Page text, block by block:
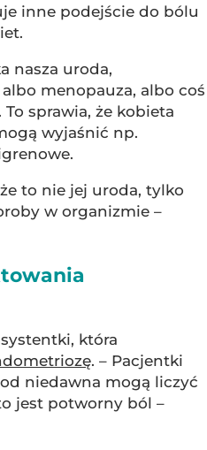
inne podejście do bólu
nasza uroda,
menopauza, albo coś
To sprawia, że kobieta
wyjaśnić np.
to nie jej uroda, tylko
w organizmie –
która
. – Pacjentki
niedawna mogą liczyć
jest potworny ból –